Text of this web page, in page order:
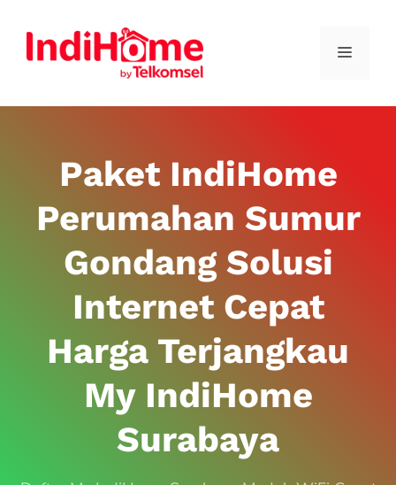
Paket IndiHome
Perumahan Sumur
Gondang Solusi
Internet Cepat
Harga Terjangkau
My IndiHome
Surabaya